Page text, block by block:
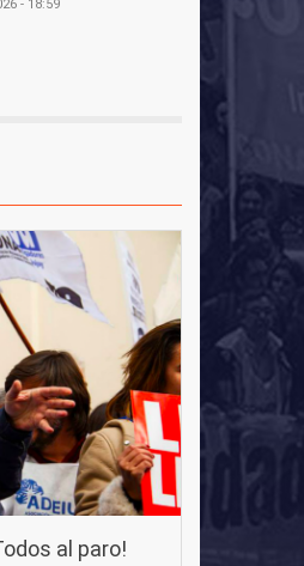
- 18:59
al paro!